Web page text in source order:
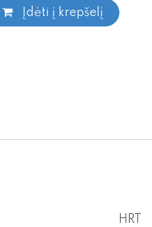
Įdėti į krepšelį
HRT